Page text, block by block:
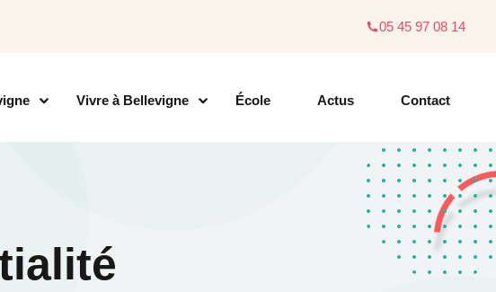
05 45 97 08 14
Vivre à Bellevigne École Actus Contact